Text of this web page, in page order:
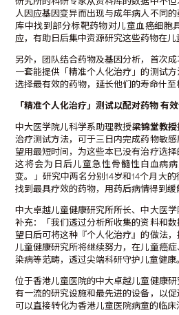
人因应基因变异而出现与成年病人不同
库中找到部分标靶药物对儿童血癌细胞
应，有助日后集中资源研究这些药物在儿
另外，团队结合药物及基因分析，首次
一套能提供「精准个人化治疗」的测试
选择最有效的药物，延长他们的寿命什至
「精准个人化治疗」测试以配对药物 有
中大医学院儿科学系助理教授梁锦堂教授
治疗测试方法，可于三日内完成药物敏
望用最短时间，为这些本已没有治疗选择
这将会为日后儿童急性骨髓性白血病
变。」研究中两名分别14岁和14个月大
找到最具疗效的药物，用药后病情得到缓
中大卓越儿童健康研究所所长、中大医
补充：「我们透过分析所收集的资料和
望日后可将这种『个人化治疗』的做法
儿童健康研究所将继续努力，在儿童癌
染病等范畴，透过尖端科研守护儿童健康
位于香港儿童医院的中大卓越儿童健康
有一流的研究设施和最先进的设备，以
可以直接转化为香港儿童医院病童的临床